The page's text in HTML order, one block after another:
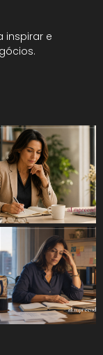
inspirar e